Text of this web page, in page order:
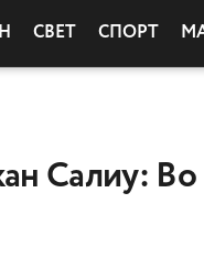
СВЕТ СПОРТ
Салиу: Во